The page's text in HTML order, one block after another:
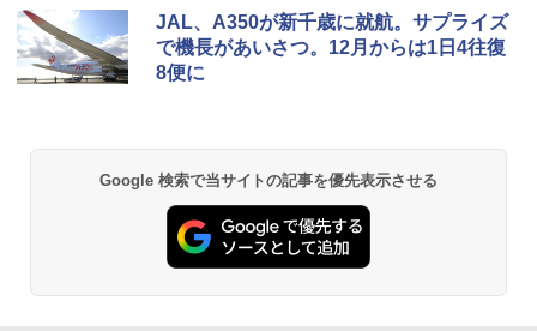
D40 地球の歩き方 チェンマイ タイ北部の魅
力的な町 2026～2027 地球の歩き方D アジア
￥2,079
球の歩き方A ヨーロッパ
￥2,479
[キャンパーズコレクション 山善] ポップアッ
プテント 傘みたいに広げて畳める パッとサ
ッとサンシェード キューブ フルクローズ メ
ッシュ 簡単設置 ワンタッチテント キャンプ
PYKES PEAK (パイクスピーク) 着替えテン
ト プライバシー テント 【中が透けない】 1
人用 折りたたみ 防災グッズ 災害用トイレ ビ
ーチ ピクニック ポップアップテント 携帯 簡
BUNDOK(バンドック)ソロ ドーム 1 EX BDK
-08EX カーキ ソロキャンプ ポリエステル フ
レーム テント
026リニューアル 急速冷凍 空間倍増 衛生的
コンパクト 保冷力長持ち
￥2,980
JAL、A350が新千歳に就航。サプライズ
で機長があいさつ。12月からは1日4往復
8便に
Google 検索で当サイトの記事を優先表示させる